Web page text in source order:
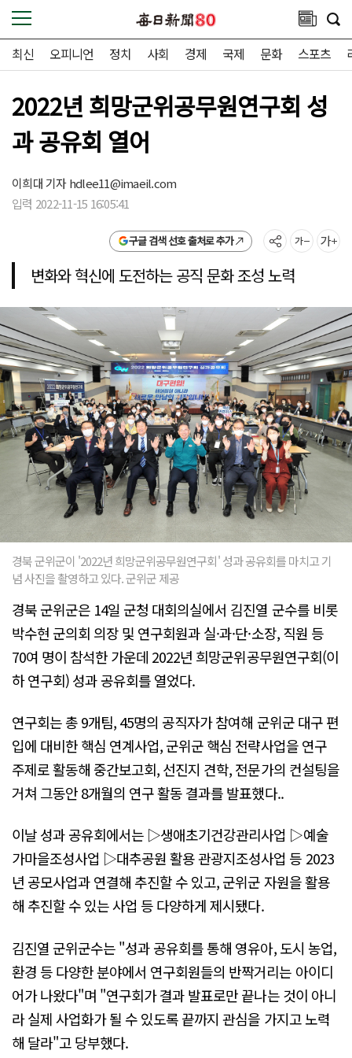
최신 오피니언 정치 사회 경제 국제 문화 스포츠
2022년 희망군위공무원연구회 성
과 공유회 열어
이희대 기자hdlee11@imaeil.com
입력 2022-11-15 16:05:41
구글 검색 선호 출처로 추가
변화와 혁신에 도전하는 공직 문화 조성 노력
경북 군위군이 '2022년 희망군위공무원연구회' 성과 공유회를 마치고 기
념 사진을 촬영하고 있다. 군위군 제공
경북 군위군은 14일 군청 대회의실에서 김진열 군수를 비롯
박수현 군의회 의장 및 연구회원과 실·과·단·소장, 직원 등
70여 명이 참석한 가운데 2022년 희망군위공무원연구회(이
하 연구회) 성과 공유회를 열었다.
연구회는 총 9개팀, 45명의 공직자가 참여해 군위군 대구 편
입에 대비한 핵심 연계사업, 군위군 핵심 전략사업을 연구
주제로 활동해 중간보고회, 선진지 견학, 전문가의 컨설팅을
거쳐 그동안 8개월의 연구 활동 결과를 발표했다..
이날 성과 공유회에서는 ▷생애초기건강관리사업 ▷예술
가마을조성사업 ▷대추공원 활용 관광지조성사업 등 2023
년 공모사업과 연결해 추진할 수 있고, 군위군 자원을 활용
해 추진할 수 있는 사업 등 다양하게 제시됐다.
김진열 군위군수는 "성과 공유회를 통해 영유아, 도시 농업,
환경 등 다양한 분야에서 연구회원들의 반짝거리는 아이디
어가 나왔다"며 "연구회가 결과 발표로만 끝나는 것이 아니
라 실제 사업화가 될 수 있도록 끝까지 관심을 가지고 노력
해 달라"고 당부했다.